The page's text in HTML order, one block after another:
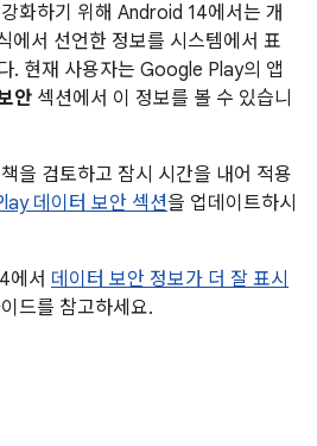
화하기 위해 Android 14에서는 개
에서 선언한 정보를 시스템에서 표
. 현재 사용자는 Google Play의 앱
안 섹션에서 이 정보를 볼 수 있습니
을 검토하고 잠시 시간을 내어 적용
데이터 보안 섹션을 업데이트하시
에서 데이터 보안 정보가 더 잘 표시
드를 참고하세요.